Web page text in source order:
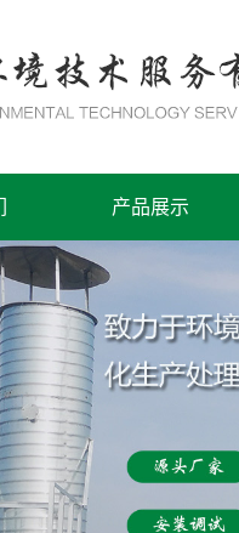
产品展示